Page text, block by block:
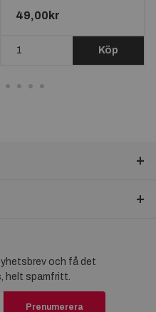
49,00kr
Köp
och få det
helt spamfritt.
Prenumerera